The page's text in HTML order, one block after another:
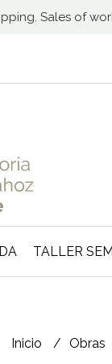
Sales of
TALLER
Inicio Obras